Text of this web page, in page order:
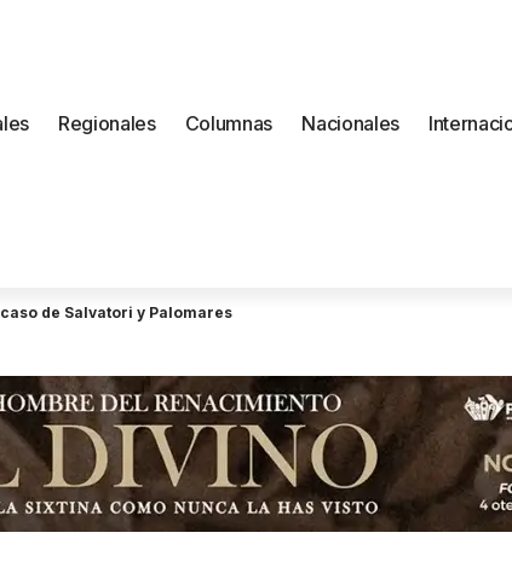
Regionales Columnas Nacionales
de Salvatori y Palomares